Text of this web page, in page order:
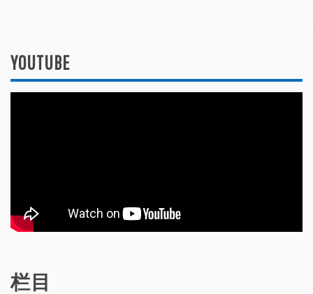
YOUTUBE
栏目